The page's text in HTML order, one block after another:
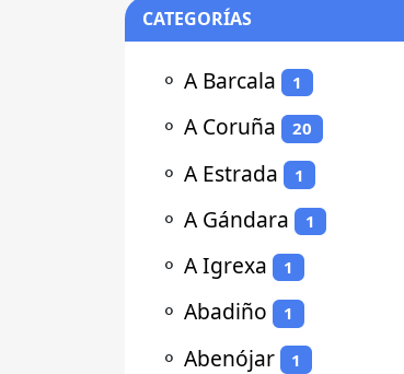
CATEGORÍAS
⚬ A Barcala 1
⚬ A Coruña 20
⚬ A Estrada 1
⚬ A Gándara 1
⚬ A Igrexa 1
⚬ Abadiño 1
⚬ Abenójar 1